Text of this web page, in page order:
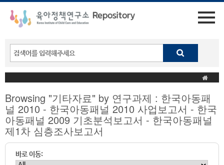
Browsing "기타자료" by 연구과제 : 한국아동패
널 2010 - 한국아동패널 2010 사업보고서 - 한국
아동패널 2009 기초분석보고서 - 한국아동패널
제1차 심층조사보고서
바로 이동: